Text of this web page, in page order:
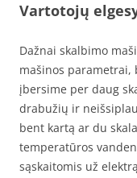
Vartotojų
Dažnai skalbimo
mašinos parametrai,
įbersime per daug
drabužių ir
bent kartą ar du
temperatūros
sąskaitomis už